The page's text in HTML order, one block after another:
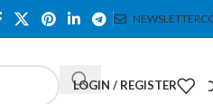
NEWSLETTER
LOGIN / REGISTER